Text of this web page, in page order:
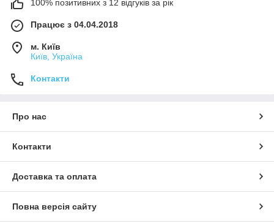
100% позитивних з 12 відгуків за рік
Працює з 04.04.2018
м. Київ
Київ, Україна
Контакти
Про нас
Контакти
Доставка та оплата
Повна версія сайту